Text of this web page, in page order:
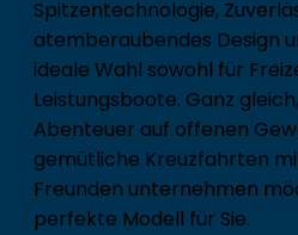
Spitzentechnologie,
atemberaubendes Design
ideale Wahl sowohl für
Leistungsboote. Ganz
Abenteuer auf offenen
gemütliche Kreuzfahrten
Freunden unternehmen
perfekte Modell für Sie.